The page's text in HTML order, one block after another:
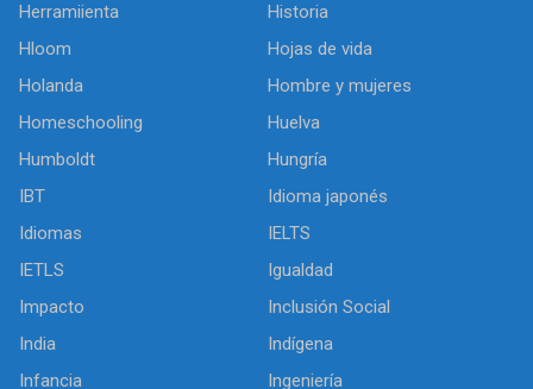
Herramiienta
Historia
Hloom
Hojas de vida
Holanda
Hombre y mujeres
Homeschooling
Huelva
Humboldt
Hungría
IBT
Idioma japonés
Idiomas
IELTS
IETLS
Igualdad
Impacto
Inclusión Social
India
Indígena
Infancia
Ingeniería